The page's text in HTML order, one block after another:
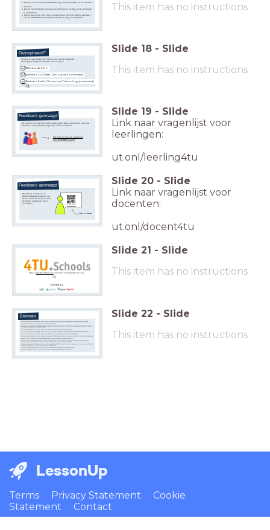
Heb je inzicht in de hoeveelheden CO
2
in de atmosfeer en de bronnen
daarvan.
Ken je verschillende manieren en technieken om CO
2
uit de atmosfeer
te verwijderen.
Heb je als expert, met eigen berekeningen, een inschatting gemaakt
van de haalbaarheid van jouw techniek om CO
2
te verwijderen.
This item has no instructions
Geïnspireerd?
Vond je dit een leuke les? Dan is één van de volgende
vervolgopleidingen misschien iets voor jou:
Milieukunde (hbo)
Bachelor Soil, Water, Atmosphere (universiteit)
Bachelor Earth, Climate and Technology (universiteit)
Slide 18 - Slide
This item has no instructions
De makers van deze les willen graag weten wat je van de les vond. Ga
daarvoor naar de (korte) vragenlijst. Heel veel dank!
Feedback gevraagd
Klik hier om naar de vragenlijst
voorleerlingente gaan
Slide 19 - Slide
Link naar vragenlijst voor
leerlingen:
ut.onl/leerling4tu
De makers van deze les
willen graag weten wat je van
de les vond. Ga daarvoor naar
de (korte) vragenlijst. Heel
veel dank!
Feedback gevraagd
Vragenlijst voordocenten
ut.onl/docent4tu
Slide 20 - Slide
Link naar vragenlijst voor
docenten:
ut.onl/docent4tu
Checkwww.4tuschools.nl voor meer inspirerende lessen!
Slide 21 - Slide
This item has no instructions
Bronnen Slide 22 - Slide
This item has no instructions
LessonUp
Terms Privacy Statement
Cookie
Statement
Contact